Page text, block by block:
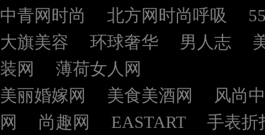
中青网时尚
北方网时尚呼吸
大旗美容
环球奢华 男人志
装网
薄荷女人网
美丽婚嫁网
美食美酒网
风尚
网
尚趣网 EASTART
手表折